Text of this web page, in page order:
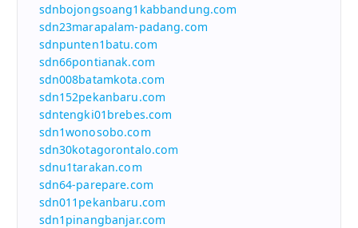
sdnbojongsoang1kabbandung.com
sdn23marapalam-padang.com
sdnpunten1batu.com
sdn66pontianak.com
sdn008batamkota.com
sdn152pekanbaru.com
sdntengki01brebes.com
sdn1wonosobo.com
sdn30kotagorontalo.com
sdnu1tarakan.com
sdn64-parepare.com
sdn011pekanbaru.com
sdn1pinangbanjar.com